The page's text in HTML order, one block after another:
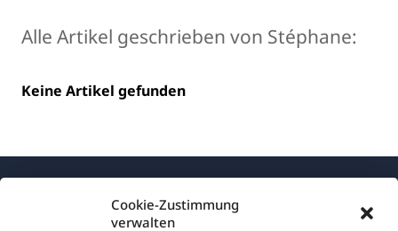
Cookie-Zustimmung
verwalten
Alle Artikel geschrieben von Stéphane:
Keine Artikel gefunden